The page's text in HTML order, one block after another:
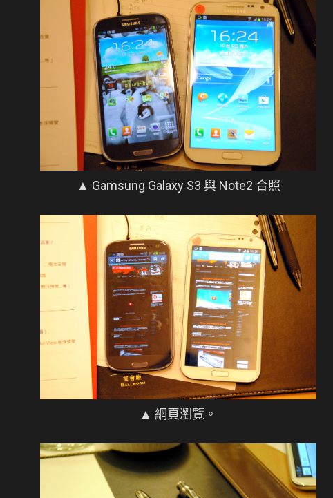
▲ Gamsung Galaxy S3 與 Note2 合照
▲ 網頁瀏覽。